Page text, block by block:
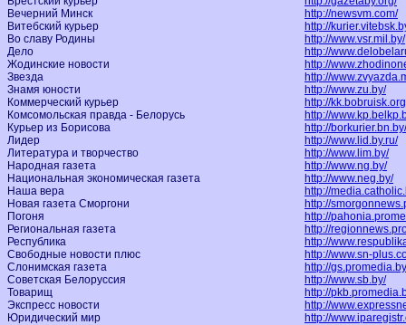
Вечерний Минск
http://newsvm.com/
Витебский курьер
http://
Во славу Родины
http://www.vsr.mil.by/
Дело
http://
Жодинские новости
http://
Звезда
http://
Знамя юности
http://www.zu.by/
Коммерческий курьер
http://
Комсомольская правда - Белорусь
http://
Курьер из Борисова
http://borkurier.bn.by/
Лидер
http://www.lid.by.ru/
Литература и творчество
http://www.lim.by/
Народная газета
http://www.ng.by/
Национальная экономическая газета
http://www.neg.by/
Наша вера
http://
Новая газета Сморгони
http://
Погоня
http://
Региональная газета
http://
Республика
http://
Свободные новости плюс
http://www.sn-
Слонимская газета
http://
Советская Белоруссия
http://www.sb.by/
Товарищ
http://
Экспресс новости
http://
Юридический мир
http://